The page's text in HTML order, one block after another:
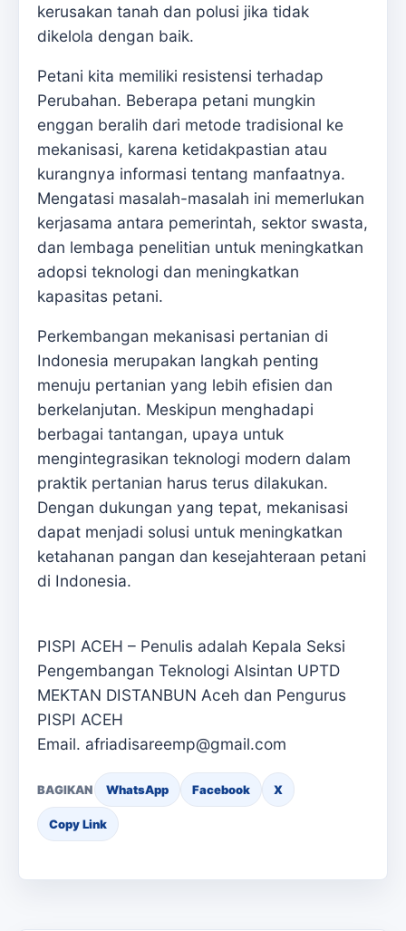
kerusakan tanah dan polusi jika tidak
dikelola dengan baik.
Petani kita memiliki resistensi terhadap
Perubahan. Beberapa petani mungkin
enggan beralih dari metode tradisional ke
mekanisasi, karena ketidakpastian atau
kurangnya informasi tentang manfaatnya.
Mengatasi masalah-masalah ini memerlukan
kerjasama antara pemerintah, sektor swasta,
dan lembaga penelitian untuk meningkatkan
adopsi teknologi dan meningkatkan
kapasitas petani.
Perkembangan mekanisasi pertanian di
Indonesia merupakan langkah penting
menuju pertanian yang lebih efisien dan
berkelanjutan. Meskipun menghadapi
berbagai tantangan, upaya untuk
mengintegrasikan teknologi modern dalam
praktik pertanian harus terus dilakukan.
Dengan dukungan yang tepat, mekanisasi
dapat menjadi solusi untuk meningkatkan
ketahanan pangan dan kesejahteraan petani
di Indonesia.
PISPI ACEH – Penulis adalah Kepala Seksi
Pengembangan Teknologi Alsintan UPTD
MEKTAN DISTANBUN Aceh dan Pengurus
PISPI ACEH
Email. afriadisareemp@gmail.com
BAGIKAN WhatsApp Facebook X
Copy Link